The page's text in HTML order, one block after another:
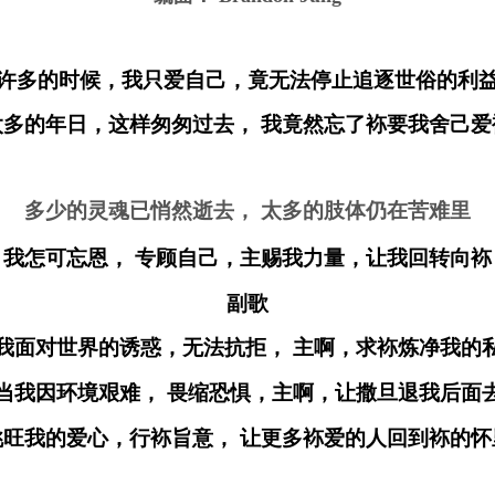
多的时候，我只爱自己，竟无法停止追逐世俗的利
的年日，这样匆匆过去， 我竟然忘了袮要我舍己爱
多少的灵魂已悄然逝去， 太多的肢体仍在苦难里
我怎可忘恩， 专顾自己，主赐我力量，让我回转向袮
副歌
面对世界的诱惑，无法抗拒， 主啊，求袮炼净我的
我因环境艰难， 畏缩恐惧，主啊，让撒旦退我后面
我的爱心，行袮旨意， 让更多袮爱的人回到袮的怀